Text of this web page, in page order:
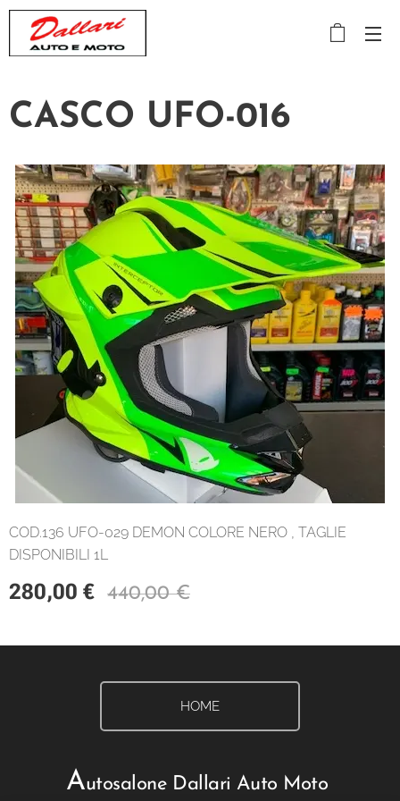
CASCO UFO-016
COD.136 UFO-029 DEMON COLORE NERO , TAGLIE
DISPONIBILI 1L
280,00 € 440,00€
HOME
Autosalone Dallari Auto Moto